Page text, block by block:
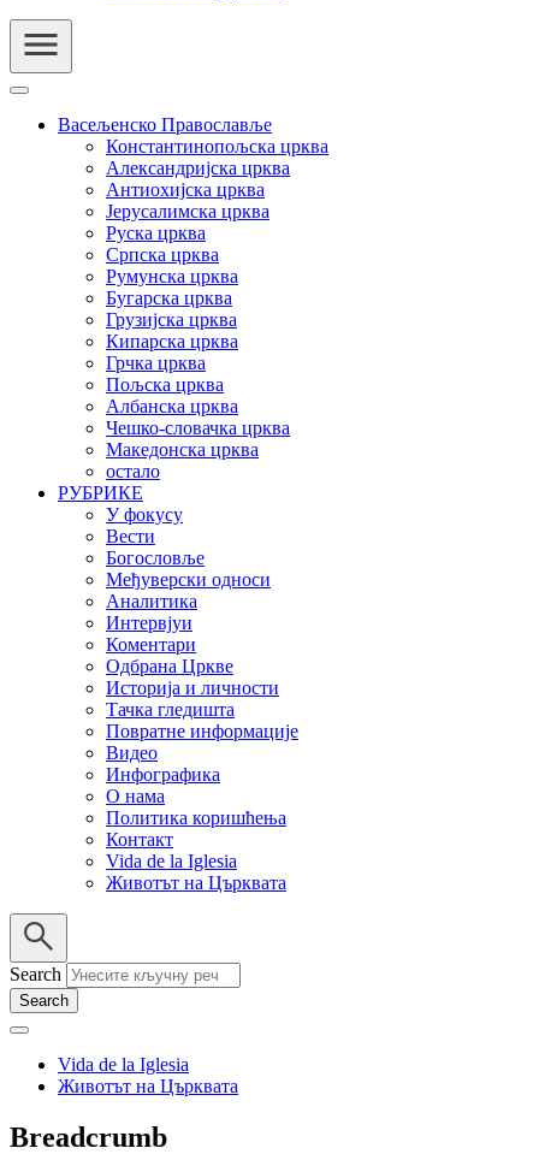
Васељенско Православље
Константинопољска црква
Александријска црква
Антиохијска црква
Јерусалимска црква
Руска црква
Српска црква
Румунска црква
Бугарска црква
Грузијска црква
Кипарска црква
Грчка црква
Пољска црква
Албанска црква
Чешко-словачка црква
Македонска црква
остало
РУБРИКЕ
У фокусу
Вести
Богословље
Међуверски односи
Аналитика
Интервјуи
Коментари
Одбрана Цркве
Историја и личности
Тачка гледишта
Повратне информације
Видео
Инфографика
О нама
Политика коришћења
Контакт
Vida de la Iglesia
Животът на Църквата
Search
Vida de la Iglesia
Животът на Църквата
Breadcrumb